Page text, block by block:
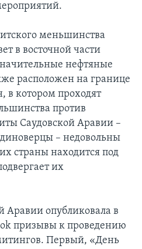
меньшинства
в восточной части
нефтяные
расположен на границе
в котором проходят
против
Саудовской Аравии –
– недовольны
страны находится под
их
Аравии опубликовала в
призывы к проведению
Первый, «День